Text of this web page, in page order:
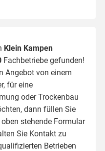
Klein Kampen
Fachbetriebe gefunden!
Angebot von einem
für eine
oder Trockenbau
dann füllen Sie
stehende Formular
Sie Kontakt zu
Betrieben